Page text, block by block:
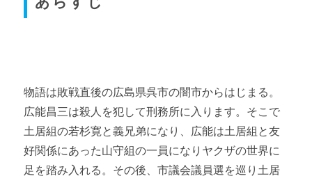
物語は敗戦直後の広島県呉市の闇市からはじまる。
広能昌三は殺人を犯して刑務所に入ります。そこで
土居組の若杉寛と義兄弟になり、広能は土居組と友
好関係にあった山守組の一員になりヤクザの世界に
足を踏み入れる。その後、市議会議員選を巡り土居